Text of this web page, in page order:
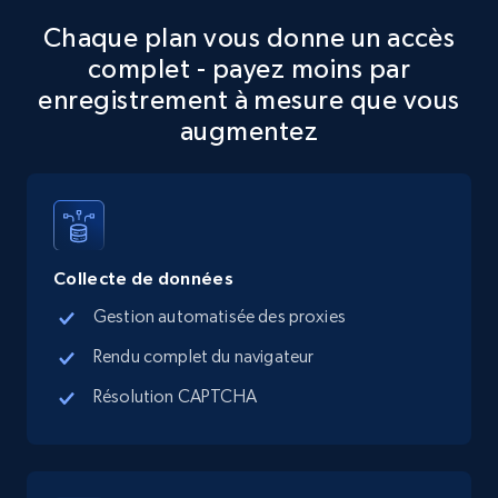
Google Maps full information
Place id, URL, Country, Name, Category,
Address, Description, Business details, and
13.3K+
Google Maps full information - discover
Place id, URL, Country, Name, Category,
Address, Description, Business details, and
Chaque plan vous donne un accès
complet - payez moins par
enregistrement à mesure que vous
augmentez
Collecte de données
Gestion automatisée des proxies
Rendu complet du navigateur
Résolution CAPTCHA